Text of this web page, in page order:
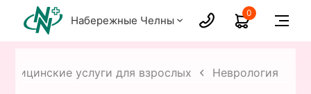
Набережные Челны
0
услуги для взрослых Неврология